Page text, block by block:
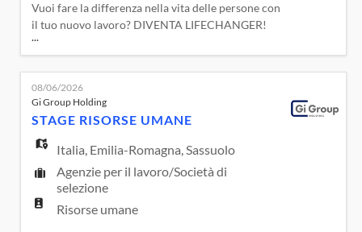
Vuoi fare la differenza nella vita delle persone con
il tuo nuovo lavoro? DIVENTA LIFECHANGER!
Avrai la possibilità di farlo in una realtà attenta a
promuovere e garantire il Lavoro Sostenibile,
l'Equità, Diversità e Inclusione delle persone con
un'attenzione particolare alla Parità di Genere.
Una realtà che fa dei valori di Cura, Passione,
Collab
...
08/06/2026
Gi Group Holding
STAGE RISORSE UMANE
Italia, Emilia-Romagna,Sassuolo
Agenzie per il lavoro/Società di
selezione
Risorse umane